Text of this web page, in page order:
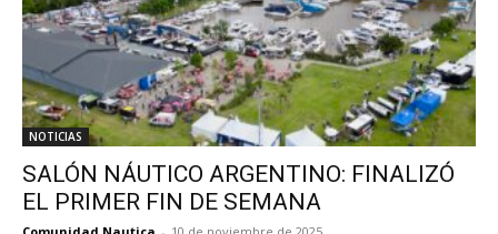
NOTICIAS
SALÓN NÁUTICO ARGENTINO: FINALIZÓ
EL PRIMER FIN DE SEMANA